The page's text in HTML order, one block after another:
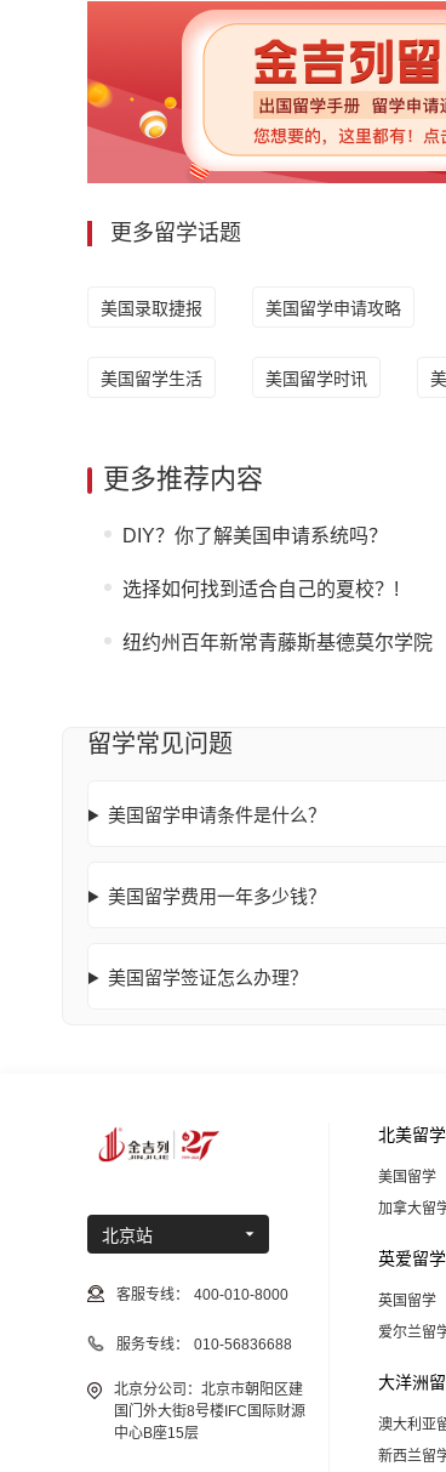
更多留学话题
美国录取捷报 美国留学申请攻略
美国留学生活 美国留学时讯
更多推荐内容
DIY？你了解美国申请系统吗？
选择如何找到适合自己的夏校？!
纽约州百年新常青藤斯基德莫尔学院
留学常见问题
美国留学申请条件是什么？
美国留学费用一年多少钱？
美国留学签证怎么办理？
北京站
客服专线： 400-010-8000
服务专线： 010-56836688
北京分公司：北京市朝阳区建
国门外大街8号楼IFC国际财源
中心B座15层
北美留学
美国留学
加拿大留
英爱留学
英国留学
爱尔兰留
大洋洲
澳大利亚
新西兰留